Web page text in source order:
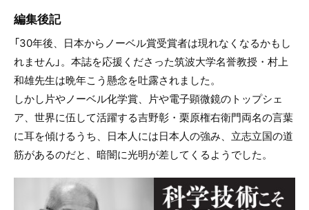
編集後記
「30年後、日本からノーベル賞受賞者は現れなくなるかもし
れません」。本誌を応援くださった筑波大学名誉教授・村上
和雄先生は晩年こう懸念を吐露されました。
しかし片やノーベル化学賞、片や電子顕微鏡のトップシェ
ア、世界に伍して活躍する吉野彰・栗原権右衛門両名の言葉
に耳を傾けるうち、日本人には日本人の強み、立志立国の道
筋があるのだと、暗闇に光明が差してくるようでした。